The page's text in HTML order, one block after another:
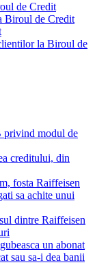
de Credit
Biroul de Credit
la Biroul de
privind modul de
creditului, din
fosta Raiffeisen
sa achite unui
dintre Raiffeisen
un abonat
sau sa-i dea banii